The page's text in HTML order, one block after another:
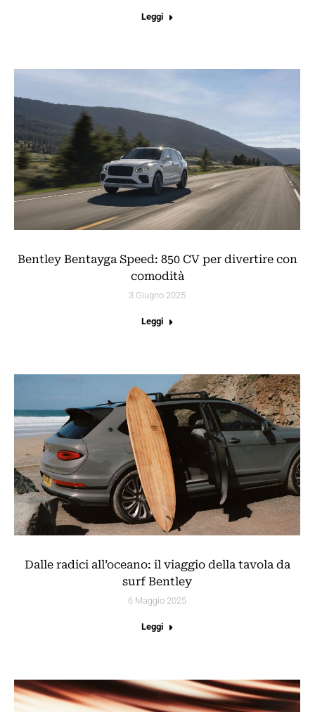
Leggi
Bentley Bentayga Speed: 850 CV per divertire con
comodità
3 Giugno 2025
Leggi
Dalle radici all’oceano: il viaggio della tavola da
surf Bentley
6 Maggio 2025
Leggi